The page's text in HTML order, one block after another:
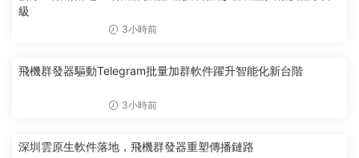
級
3小時前
飛機群發器驅動Telegram批量加群軟件躍升智能化新台階
3小時前
深圳雲原生軟件落地，飛機群發器重塑傳播鏈路